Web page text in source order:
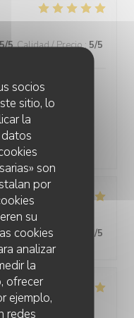
socios
sitio, lo
la
son
por
su
cookies
analizar
la
ofrecer
ejemplo,
redes
5/5 Calidad / Precio: 5/5
jour (risotto,
très bonne, de
nous avons enfin
5/5 Calidad / Precio /5